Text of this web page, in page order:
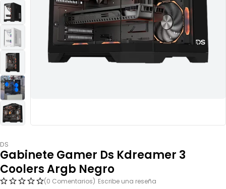
DS
Gabinete Gamer Ds Kdreamer 3
Coolers Argb Negro
(0 Comentarios) Escribe una reseña